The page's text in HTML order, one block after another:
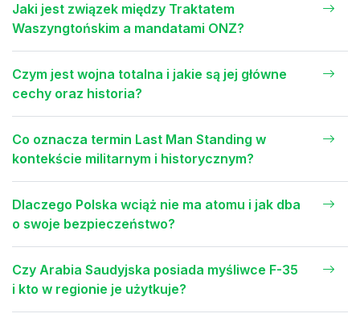
Jaki jest związek między Traktatem
Waszyngtońskim a mandatami ONZ?
Czym jest wojna totalna i jakie są jej główne
cechy oraz historia?
Co oznacza termin Last Man Standing w
kontekście militarnym i historycznym?
Dlaczego Polska wciąż nie ma atomu i jak dba
o swoje bezpieczeństwo?
Czy Arabia Saudyjska posiada myśliwce F-35
i kto w regionie je użytkuje?